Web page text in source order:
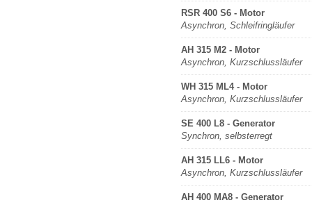
RSR 400 S6 - Motor
Asynchron, Schleifringläufer
AH 315 M2 - Motor
Asynchron, Kurzschlussläufer
WH 315 ML4 - Motor
Asynchron, Kurzschlussläufer
SE 400 L8 - Generator
Synchron, selbsterregt
AH 315 LL6 - Motor
Asynchron, Kurzschlussläufer
AH 400 MA8 - Generator